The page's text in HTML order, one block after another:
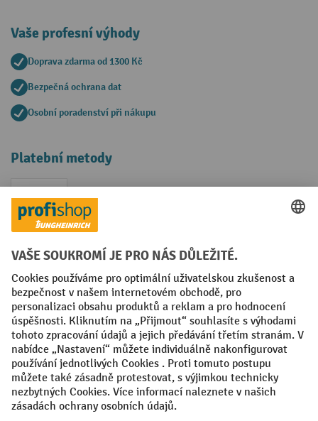
Vaše profesní výhody
Doprava zdarma od 1300 Kč
Bezpečná ochrana dat
Osobní poradenství při nákupu
Platební metody
Faktura
Sociální sítě
Facebook
YouTubeLinkedIn
VODP Otisk
Prohlášení o ochraně osobních údajů
Nastavení ochrany osobních údajů